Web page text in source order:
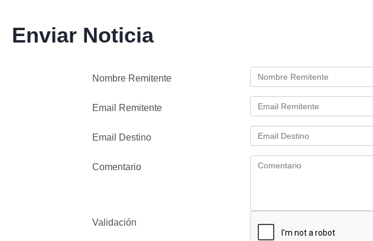
Enviar Noticia
Nombre Remitente
Email Remitente
Email Destino
Comentario
Validación